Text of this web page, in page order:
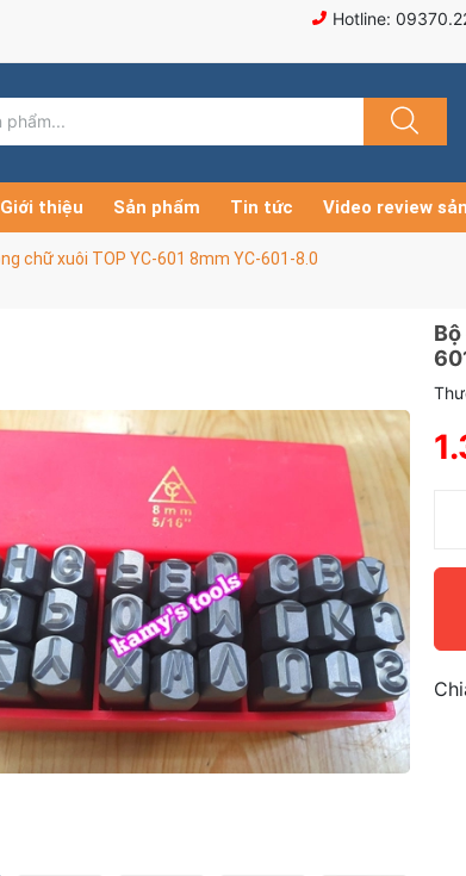
Hotline:
Giới thiệu Sản phẩm Tin tức Video review
chữ xuôi TOP YC-601 8mm YC-601-8.0